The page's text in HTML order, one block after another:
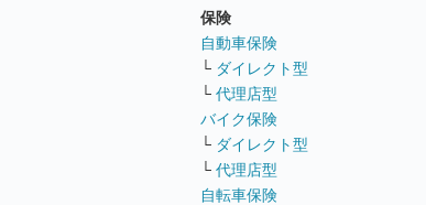
保険
自動車保険
└ ダイレクト型
└ 代理店型
バイク保険
└ ダイレクト型
└ 代理店型
自転車保険